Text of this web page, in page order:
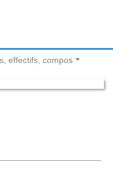
effectifs, compos